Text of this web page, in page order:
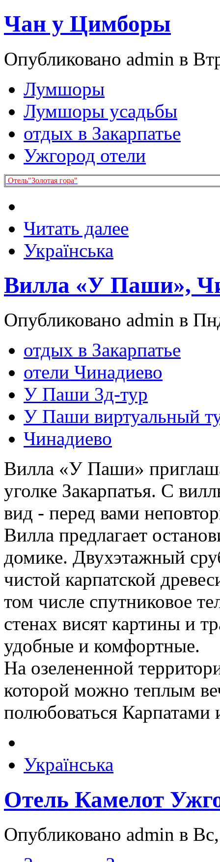
Чан у Цимборы
Опубликовано admin в
Лумшоры
Лумшоры усадьбы
отдых в Закарпатье
Ужгород отели
Отель"Золотая гора"
Читать далее
Українська
Вилла «У Паши»,
Опубликовано admin в
отдых в Закарпатье
отели Чинадиево
У Паши 3д-тур
У Паши виртуальный
Чинадиево
Вилла «У Паши»
уголке Закарпатья. С
вид - перед вами
Вилла предлагает
домике. Двухэтажный
чистой карпатской
том числе спутниковое
стенах висят картины и
удобные и комфортные.
На озелененной
которой можно теплым
полюбоваться
Українська
Отель Камелот
Опубликовано admin в